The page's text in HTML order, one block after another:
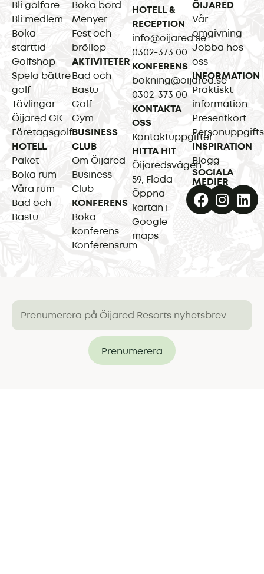
Bli golfare
Bli medlem
Boka
starttid
Golfshop
Spela bättre
golf
Tävlingar
Öijared GK
Företagsgolf
HOTELL
Paket
Boka rum
Våra rum
Bad och
Bastu
Boka bord
Menyer
Fest och
bröllop
AKTIVITETER
Bad och
Bastu
Golf
Gym
BUSINESS
CLUB
Om Öijared
Business
Club
KONFERENS
Boka
konferens
Konferensrum
HOTELL &
RECEPTION
info@oijared.se
0302-373 00
KONFERENS
bokning@oijared.se
0302-373 00
KONTAKTA
OSS
Kontaktuppgifter
HITTA HIT
Öijaredsvägen
59, Floda
Öppna
kartan i
Google
maps
ÖIJARED
Vår
omgivning
Jobba hos
oss
INFORMATION
Praktiskt
information
Presentkort
INSPIRATION
Blogg
SOCIALA
MEDIER
Prenumerera